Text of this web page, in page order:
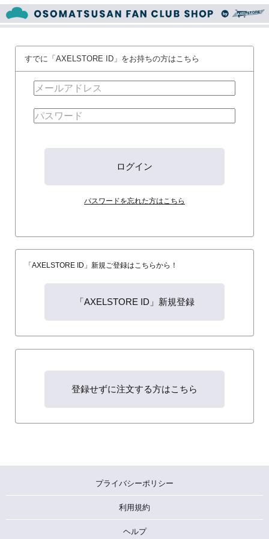
すでに「AXELSTORE ID」をお持ちの方はこちら
パスワードを忘れた方はこちら
「AXELSTORE ID」新規ご登録はこちらから！